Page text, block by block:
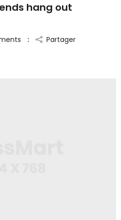
hang out
Partager